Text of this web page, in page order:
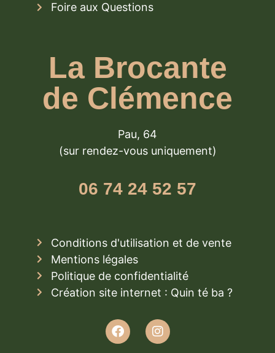
Foire aux Questions
La Brocante
de Clémence
Pau, 64
(sur rendez-vous uniquement)
06 74 24 52 57
Conditions d'utilisation et de vente
Mentions légales
Politique de confidentialité
Création site internet : Quin té ba ?